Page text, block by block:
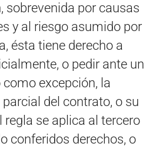
sobrevenida por causas
y al riesgo asumido por
ésta tiene derecho a
o pedir ante un
excepción, la
del contrato, o su
regla se aplica al tercero
conferidos derechos, o